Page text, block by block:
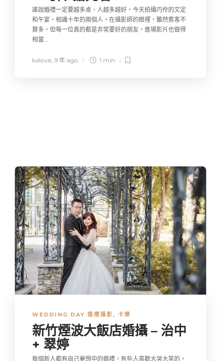
誰說婚禮一定要越多桌、人越多越好，今天拍攝巧伶的文定
和午宴，相識十年的兩個人，在攝影師的眼裡，雖然賓客不
算多，但每一位真的都是非常要好的朋友，進場影片也做得
相當...
kalove 9 年 ago 1 min
WEDDING DAY 婚禮攝影, 卡樂
新竹煙波大飯店婚攝 – 治中
+ 翠婷
每個新人都有自己夢想中的婚禮，有些人喜歡大哭大笑的，